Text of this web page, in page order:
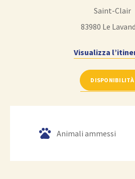
Saint-Clair
83980 Le
Visualizza
DISPONIBILITÀ
Animali ammessi